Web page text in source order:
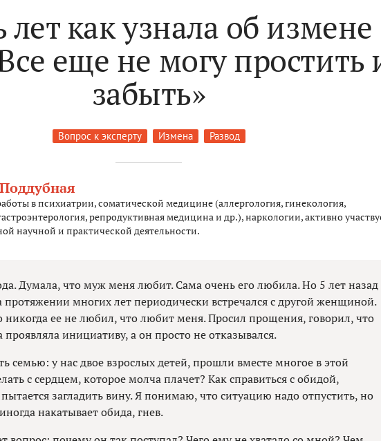
лет как узнала об измене
еще не могу простить
забыть»
Вопрос к эксперту Измена Развод
в психиатрии, соматической медицине (аллергология, гинекология,
репродуктивная медицина и др.), наркологии, активно
научной и практической деятельности.
Думала, что муж меня любит. Сама очень его любила. Но 5 лет назад
протяжении многих лет периодически встречался с другой женщиной.
никогда ее не любил, что любит меня. Просил прощения, говорил, что
инициативу, а он просто не отказывался.
семью: у нас двое взрослых детей, прошли вместе многое в этой
с сердцем, которое молча плачет? Как справиться с обидой,
загладить вину. Я понимаю, что ситуацию надо отпустить, но
накатывает обида, гнев.